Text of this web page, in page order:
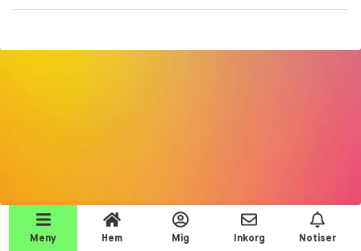
Makeup
Meny Hem Mig Inkorg Notiser